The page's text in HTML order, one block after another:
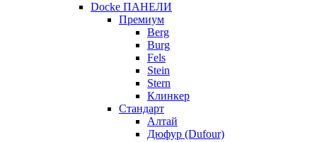
Docke ПАНЕЛИ
Премиум
Berg
Burg
Fels
Stein
Stern
Клинкер
Стандарт
Алтай
Дюфур (Dufour)